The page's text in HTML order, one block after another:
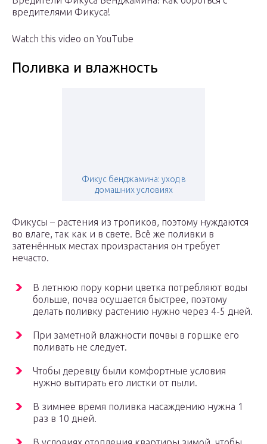
вредителями Фикуса!
Watch this video on YouTube
Поливка и влажность
Фикус бенджамина: уход в
домашних условиях
Фикусы – растения из тропиков, поэтому нуждаются
во влаге, так как и в свете. Всё же поливки в
затенённых местах произрастания он требует
нечасто.
В летнюю пору корни цветка потребляют воды
больше, почва осушается быстрее, поэтому
делать поливку растению нужно через 4-5 дней.
При заметной влажности почвы в горшке его
поливать не следует.
Чтобы деревцу были комфортные условия
нужно вытирать его листки от пыли.
В зимнее время поливка насаждению нужна 1
раз в 10 дней.